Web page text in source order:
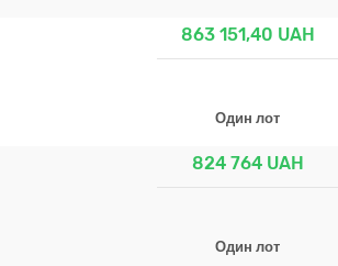
863 151,40 UAH
Один лот
824 764 UAH
Один лот